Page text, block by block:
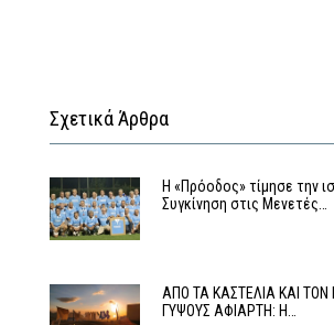
Σχετικά Άρθρα
Η «Πρόοδος» τίμησε την
Συγκίνηση στις Μενετές…
ΑΠΟ ΤΑ ΚΑΣΤΕΛΙΑ ΚΑΙ
ΓΥΨΟΥΣ ΑΦΙΑΡΤΗ: Η…